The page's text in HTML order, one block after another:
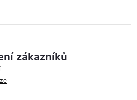
zákazníků